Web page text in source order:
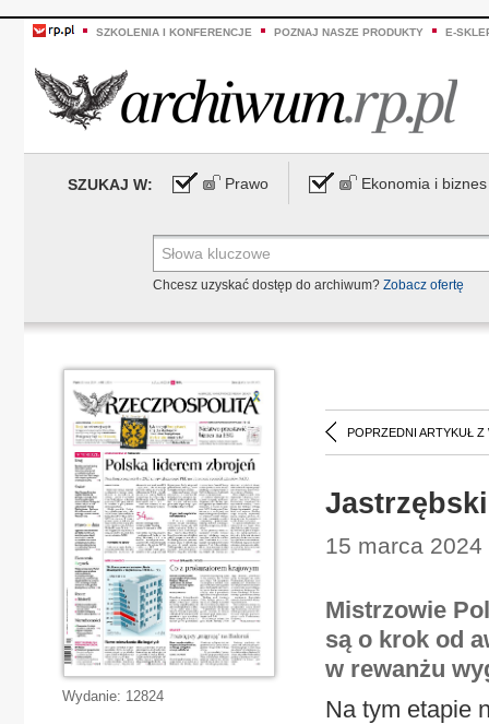
SZKOLENIA I KONFERENCJE POZNAJ NASZE PRODUKTY E-
SZUKAJ W: Prawo Ekonomia i biznes
Chcesz uzyskać dostęp do archiwum? Zobacz ofertę
POPRZEDNI ARTYKUŁ Z
15 marca
Mistrzowie
są o krok od
w rewanżu
Na tym etapie
Wydanie: 12824